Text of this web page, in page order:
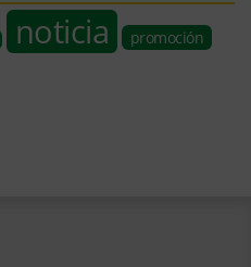
noticia promoción